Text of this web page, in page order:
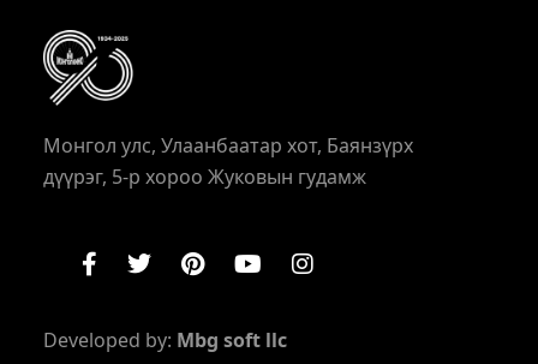
Монгол улс, Улаанбаатар хот, Баянзүрх
дүүрэг, 5-р хороо Жуковын гудамж
Developed by: Mbg soft llc